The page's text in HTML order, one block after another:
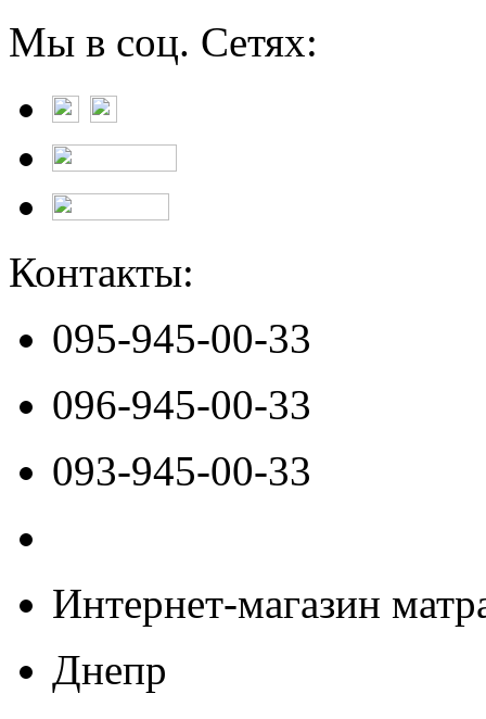
Мы в соц. Сетях:
Контакты:
095-945-00-33
096-945-00-33
093-945-00-33
Интернет-магазин
Днепр